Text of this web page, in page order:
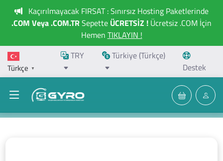
Kaçırılmayacak FIRSAT : Sınırsız Hosting Paketlerinde
.COM Veya .COM.TRSepette ÜCRETSİZ ! Ücretsiz .COM İçin
Hemen TIKLAYIN !
Türkçe ▼
TRY
Türkiye (Türkçe)
Destek